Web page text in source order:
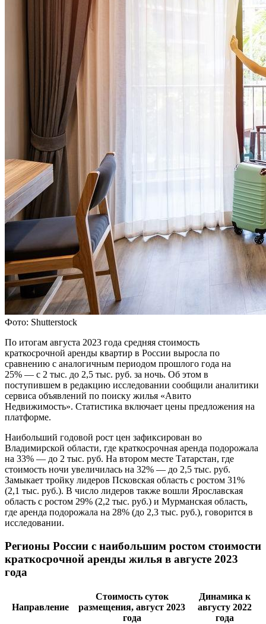
Фото: Shutterstock
По итогам августа 2023 года средняя стоимость
краткосрочной аренды квартир в России выросла по
сравнению с аналогичным периодом прошлого года на
25% — с 2 тыс. до 2,5 тыс. руб. за ночь. Об этом в
поступившем в редакцию исследовании сообщили аналитики
сервиса объявлений по поиску жилья «Авито
Недвижимость». Статистика включает цены предложения на
платформе.
Наибольший годовой рост цен зафиксирован во
Владимирской области, где краткосрочная аренда подорожала
на 33% — до 2 тыс. руб. На втором месте Татарстан, где
стоимость ночи увеличилась на 32% — до 2,5 тыс. руб.
Замыкает тройку лидеров Псковская область с ростом 31%
(2,1 тыс. руб.). В число лидеров также вошли Ярославская
область с ростом 29% (2,2 тыс. руб.) и Мурманская область,
где аренда подорожала на 28% (до 2,3 тыс. руб.), говорится в
исследовании.
Регионы России с наибольшим ростом стоимости
краткосрочной аренды жилья в августе 2023
года
Направление
Стоимость суток
размещения, август 2023
года
Динамика к
августу 2022
года